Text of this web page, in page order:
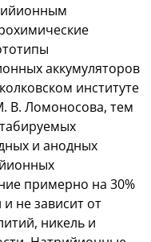
аккумуляторов
институте
В. Ломоносова, тем
и анодных
примерно на 30%
не зависит от
никель и